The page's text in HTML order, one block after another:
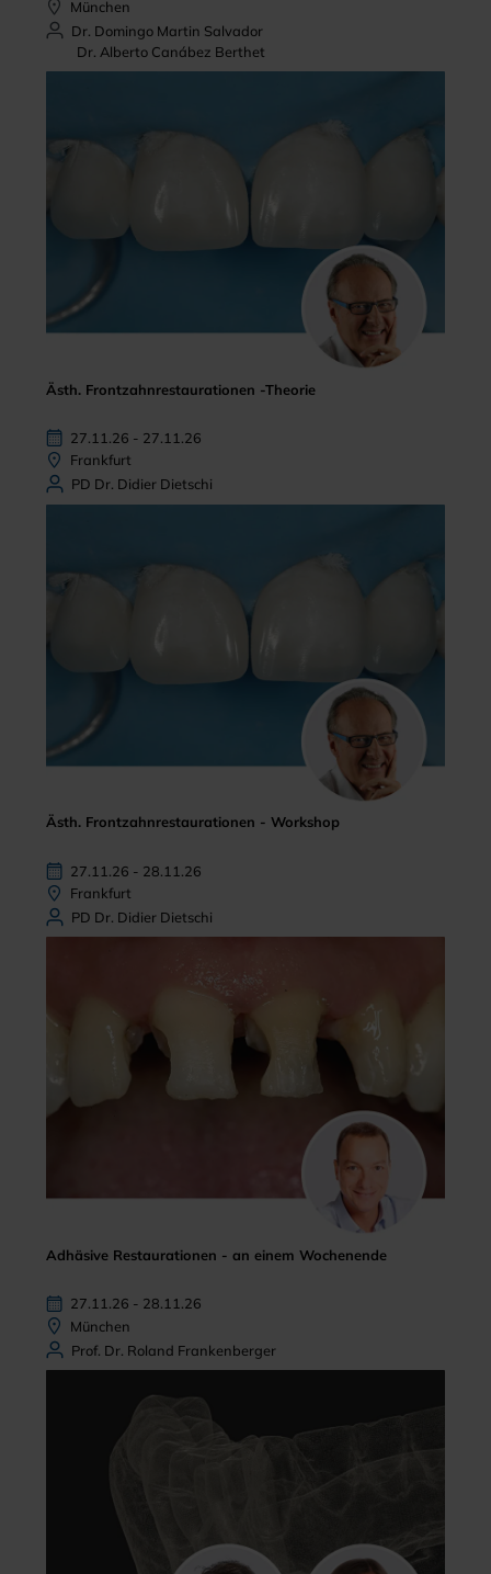
München
Dr. Domingo Martin Salvador
Dr. Alberto Canábez Berthet
Ästh. Frontzahnrestaurationen -Theorie
27.11.26 - 27.11.26
Frankfurt
PD Dr. Didier Dietschi
Ästh. Frontzahnrestaurationen - Workshop
27.11.26 - 28.11.26
Frankfurt
PD Dr. Didier Dietschi
Adhäsive Restaurationen - an einem Wochenende
27.11.26 - 28.11.26
München
Prof. Dr. Roland Frankenberger